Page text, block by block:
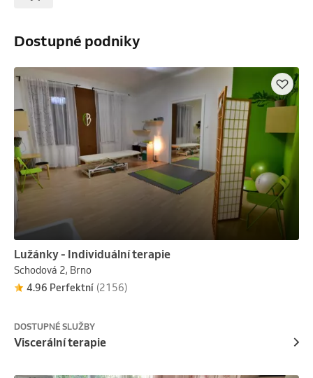
Dostupné podniky
Lužánky - Individuální terapie
Schodová 2, Brno
4.96 Perfektní (2156)
DOSTUPNÉ SLUŽBY
Viscerální terapie